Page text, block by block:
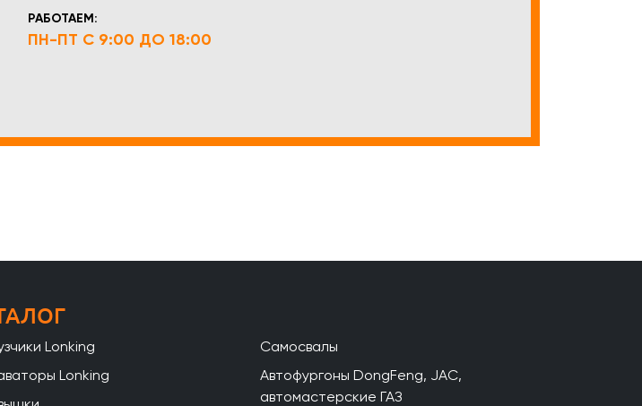
РАБОТАЕМ:
ПН-ПТ С 9:00 ДО 18:00
Погрузчики Lonking
Экскаваторы Lonking
Самосвалы
Автофургоны DongFeng, JAC,
автомастерские ГАЗ